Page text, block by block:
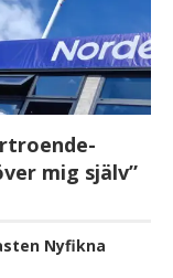
mig själv”
Nyfikna